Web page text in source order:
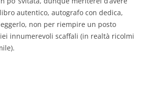
autentico, autografo con dedica,
non per riempire un posto
innumerevoli scaffali (in realtà ricolmi